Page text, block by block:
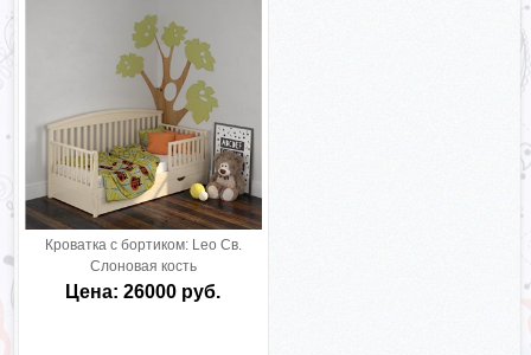
Кроватка с бортиком: Leo Св.
Слоновая кость
Цена: 26000 руб.